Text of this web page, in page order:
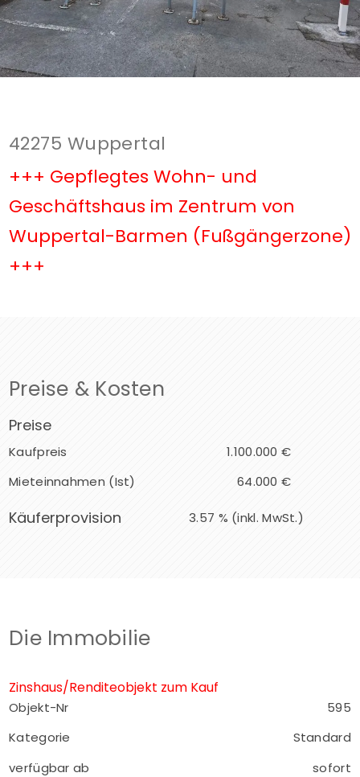
42275 Wuppertal
+++ Gepflegtes Wohn- und
Geschäftshaus im Zentrum von
Wuppertal-Barmen (Fußgängerzone)
+++
Preise & Kosten
Preise
Kaufpreis
1.100.000 €
Mieteinnahmen (Ist)
64.000 €
Käuferprovision 3.57 % (inkl. MwSt.)
Die Immobilie
Zinshaus/Renditeobjekt zum Kauf
Objekt-Nr
595
Kategorie
Standard
verfügbar ab
sofort